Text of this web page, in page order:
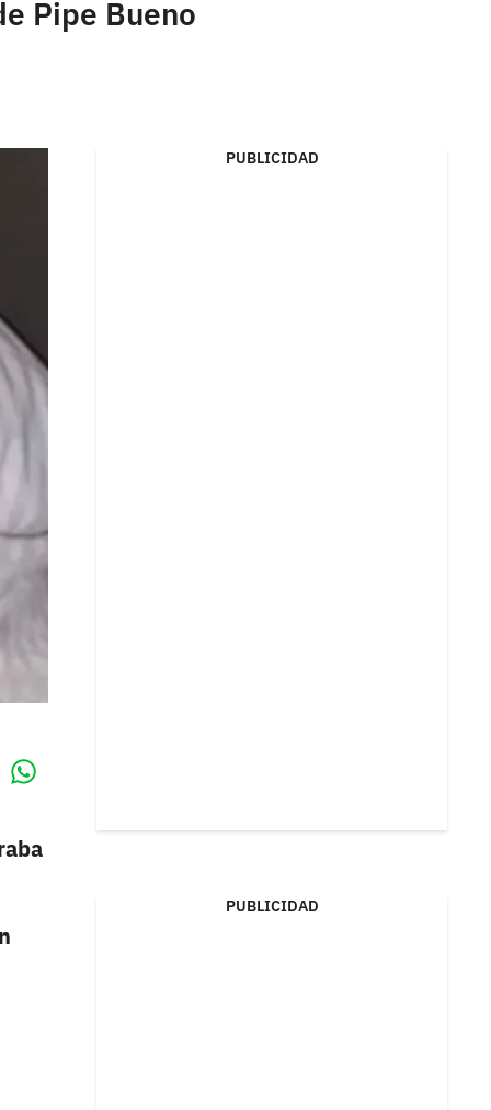
Pipe Bueno
PUBLICIDAD
PUBLICIDAD